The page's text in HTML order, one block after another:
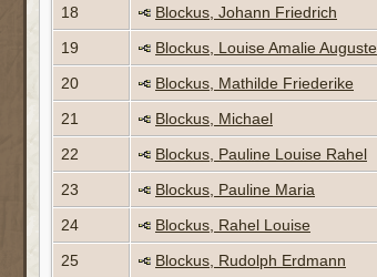
18
Blockus, Johann Friedrich
19
Blockus, Louise Amalie Auguste
20
Blockus, Mathilde Friederike
21
Blockus, Michael
22
Blockus, Pauline Louise Rahel
23
Blockus, Pauline Maria
24
Blockus, Rahel Louise
25
Blockus, Rudolph Erdmann